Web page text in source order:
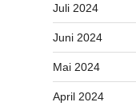
Juli 2024
Juni 2024
Mai 2024
April 2024